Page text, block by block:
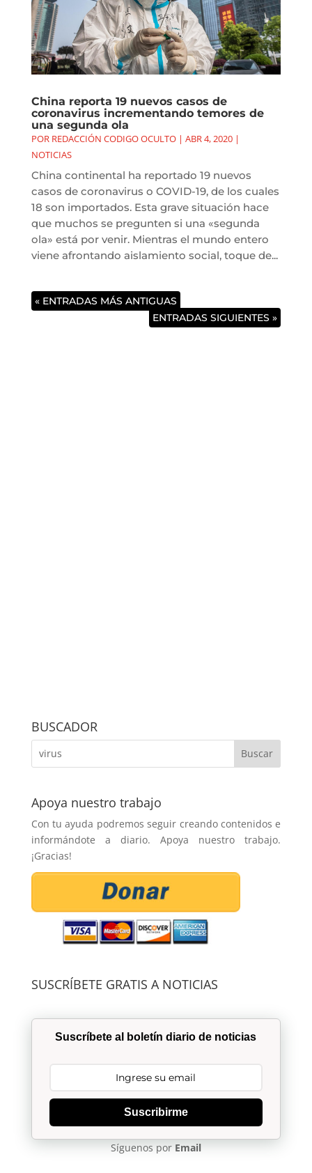
China reporta 19 nuevos casos de
coronavirus incrementando temores de
una segunda ola
POR REDACCIÓN CODIGO OCULTO| ABR 4, 2020|
NOTICIAS
China continental ha reportado 19 nuevos
casos de coronavirus o COVID-19, de los cuales
18 son importados. Esta grave situación hace
que muchos se pregunten si una «segunda
ola» está por venir. Mientras el mundo entero
viene afrontando aislamiento social, toque de...
« ENTRADAS MÁS ANTIGUAS
ENTRADAS SIGUIENTES »
BUSCADOR
Apoya nuestro trabajo
Con tu ayuda podremos seguir creando contenidos e
informándote a diario. Apoya nuestro trabajo.
¡Gracias!
SUSCRÍBETE GRATIS A NOTICIAS
Suscríbete al boletín diario de noticias
Suscribirme
Síguenos por Email